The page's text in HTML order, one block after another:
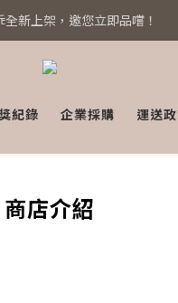
升級！立即綁定 Line@
新上架，邀您立即品嚐！
升級！立即綁定 Line@
紀錄 企業採購 運送
商店介紹